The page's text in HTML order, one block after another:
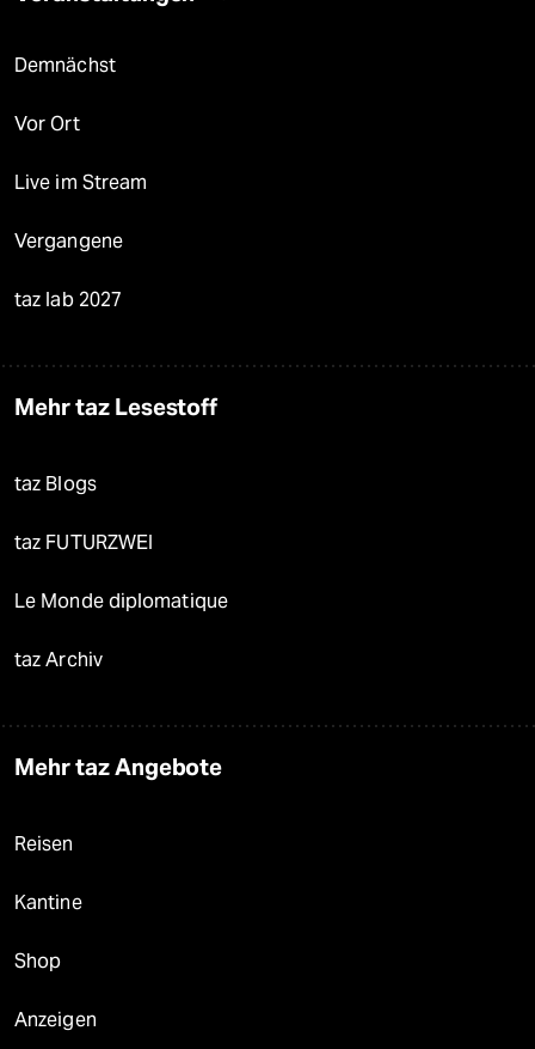
Demnächst
Vor Ort
Live im Stream
Vergangene
taz lab 2027
Mehr taz Lesestoff
taz Blogs
taz FUTURZWEI
Le Monde diplomatique
taz Archiv
Mehr taz Angebote
Reisen
Kantine
Shop
Anzeigen